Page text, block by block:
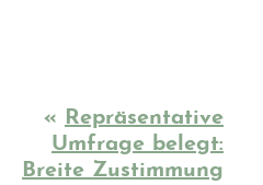
« Repräsentative
Umfrage belegt:
Breite Zustimmung